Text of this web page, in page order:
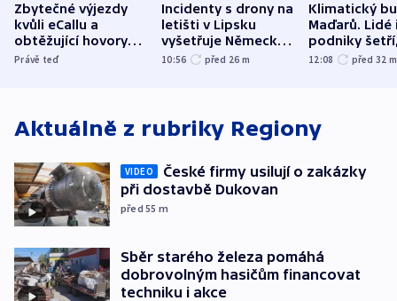
Zbytečné výjezdy
kvůli eCallu a
obtěžující hovory
zdržují záchranáře
Právě teď
Incidenty s drony na
letišti v Lipsku
vyšetřuje Německo
jako úmyslný pokus
10:56 před 26 m
Klimatický
Maďarů. Lidé
podniky
omezuje se
12:08 před 32 m
Aktuálně z rubriky Regiony
VIDEO
České firmy usilují o zakázky
při dostavbě Dukovan
před 55 m
Sběr starého železa pomáhá
dobrovolným hasičům financovat
techniku i akce